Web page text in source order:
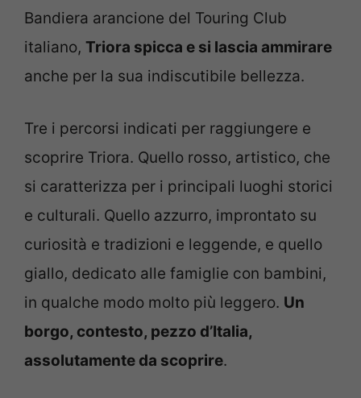
Bandiera arancione del Touring Club
italiano, Triora spicca e si lascia ammirare
anche per la sua indiscutibile bellezza.
Tre i percorsi indicati per raggiungere e
scoprire Triora. Quello rosso, artistico, che
si caratterizza per i principali luoghi storici
e culturali. Quello azzurro, improntato su
curiosità e tradizioni e leggende, e quello
giallo, dedicato alle famiglie con bambini,
in qualche modo molto più leggero. Un
borgo, contesto, pezzo d’Italia,
assolutamente da scoprire.